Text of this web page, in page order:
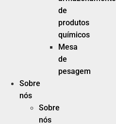
de
produtos
químicos
Mesa
de
pesagem
Sobre
nós
Sobre
nós